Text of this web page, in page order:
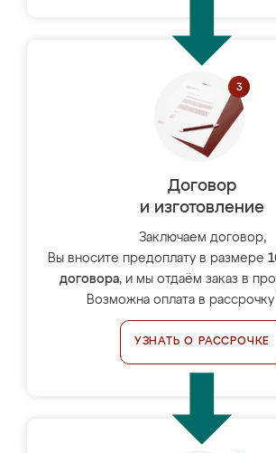
Договор
и изготовление
Заключаем договор,
Вы вносите предоплату в размере
договора, и мы отдаём заказ в
Возможна оплата в
УЗНАТЬ О РАССРОЧКЕ